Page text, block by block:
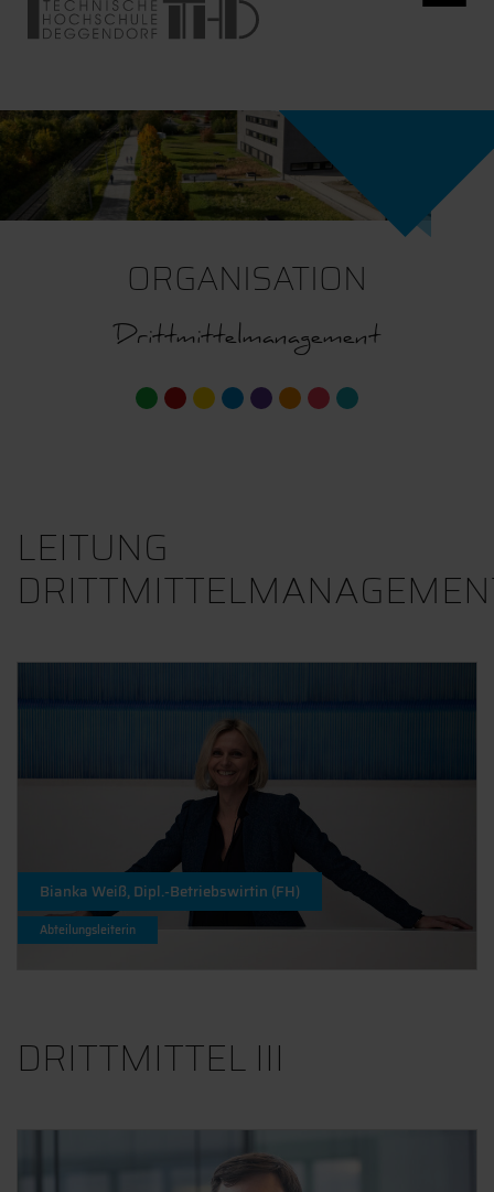
ORGANISATION
Drittmittelmanagement
LEITUNG
Bianka Weiß, Dipl.-Betriebswirtin (FH)
Abteilungsleiterin
DRITTMITTEL III